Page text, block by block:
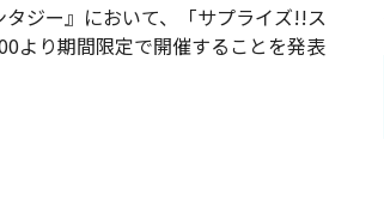
ジー』において、「サプライズ!!ス
より期間限定で開催することを発表